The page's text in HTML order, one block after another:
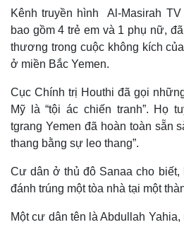
Kinh tế
Bất động sản
Khởi nghiệp
Kênh truyền hình Al-Masirah
bao gồm 4 trẻ em và 1 phụ nữ,
thương trong cuộc không kích
ở miền Bắc Yemen.
Cục Chính trị Houthi đã gọi
Mỹ là “tội ác chiến tranh”. Họ
tgrang Yemen đã hoàn toàn sẵn
thang bằng sự leo thang”.
Cư dân ở thủ đô Sanaa cho biết,
đánh trúng một tòa nhà tại một
Một cư dân tên là Abdullah